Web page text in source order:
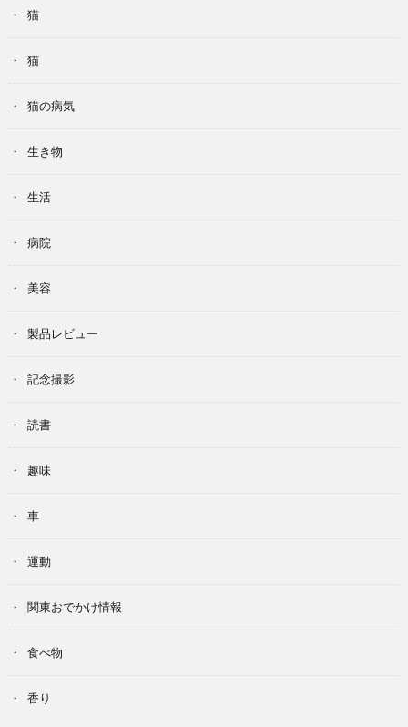
猫
猫
猫の病気
生き物
生活
病院
美容
製品レビュー
記念撮影
読書
趣味
車
運動
関東おでかけ情報
食べ物
香り